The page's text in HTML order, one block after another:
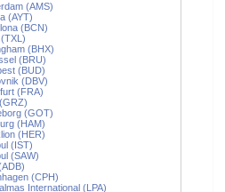
(AMS)
(AYT)
(BCN)
(BHX)
(BRU)
(BUD)
(DBV)
(FRA)
(GOT)
(HAM)
(HER)
(IST)
(SAW)
(CPH)
International (LPA)